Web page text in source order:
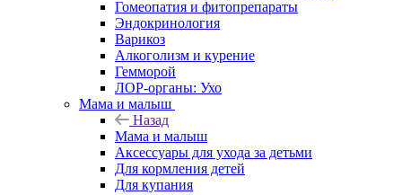
Гомеопатия и фитопрепараты
Эндокринология
Варикоз
Алкоголизм и курение
Гемморой
ЛОР-органы: Ухо
Мама и малыш
Назад
Мама и малыш
Аксессуары для ухода за детьми
Для кормления детей
Для купания